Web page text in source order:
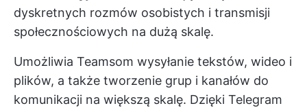
dyskretnych rozmów osobistych i transmisji
społecznościowych na dużą skalę.
Umożliwia Teamsom wysyłanie tekstów, wideo i
plików, a także tworzenie grup i kanałów do
komunikacji na większą skalę. Dzięki Telegram